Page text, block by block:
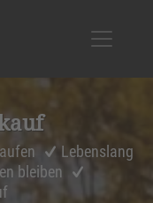
Lebenslang
bleiben